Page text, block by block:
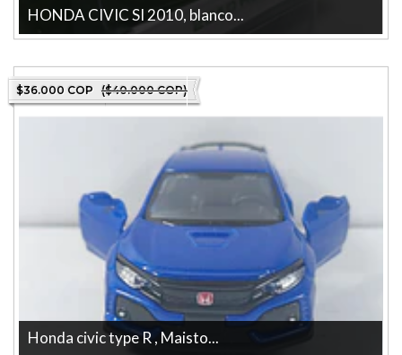
HONDA CIVIC SI 2010, blanco...
Descubre el HONDA CIVIC SI 2010, blanco Escala 1/64 , fabricado
$36.000 COP ($40.000 COP)
Honda civic type R , Maisto...